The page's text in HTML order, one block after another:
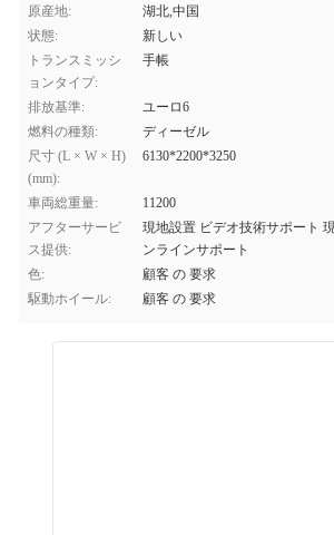
原産地:
湖北,中国
状態:
新しい
トランスミッシ
ョンタイプ:
手帳
排放基準:
ユーロ6
燃料の種類:
ディーゼル
尺寸 (L × W × H)
(mm):
6130*2200*3250
車両総重量:
11200
アフターサービ
ス提供:
現地設置 ビデオ技術サポート
ンラインサポート
色:
顧客 の 要求
駆動ホイール:
顧客 の 要求